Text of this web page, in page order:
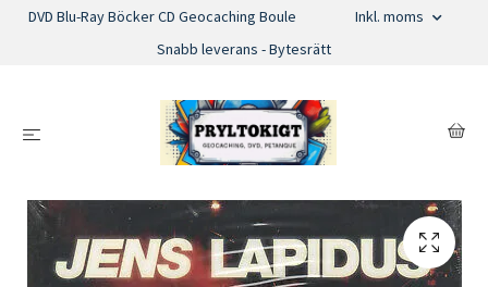
DVD Blu-Ray Böcker CD Geocaching Boule
Inkl. moms
Snabb leverans - Bytesrätt